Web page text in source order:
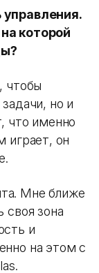
которой
чтобы
но и
что именно
играет, он
Мне ближе
своя зона
и
на этом с